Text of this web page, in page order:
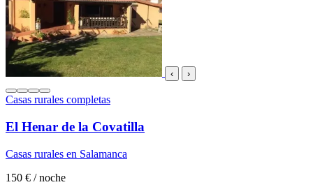
‹ ›
Casas rurales completas
El Henar de la Covatilla
Casas rurales en Salamanca
150 € / noche